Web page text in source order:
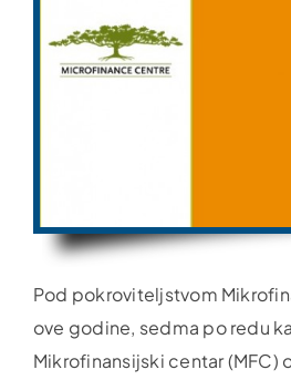
Pod pokroviteljstvom
ove godine, sedma po redu
Mikrofinansijski centar (MFC)